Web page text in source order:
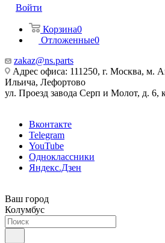
Войти
Корзина0
Отложенные0
zakaz@ns.parts
Адрес офиса: 111250, г. Москва, м.
Ильича, Лефортово
ул. Проезд завода Серп и Молот, д. 6,
Вконтакте
Telegram
YouTube
Одноклассники
Яндекс.Дзен
Ваш город
Колумбус